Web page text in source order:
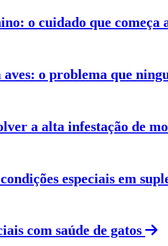
o cuidado que começa
o problema que
a alta infestação de
especiais em
com saúde de gatos